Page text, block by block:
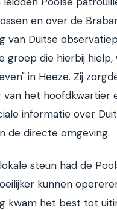
en over de
van Duitse
groep die hierbij hielp,
in Heeze. Zij
van het hoofdkwartier
informatie over
de directe omgeving.
steun had de
kunnen
kwam het best tot